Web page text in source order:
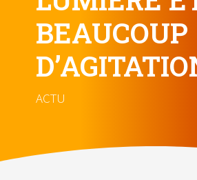
BEAUCOUP
ACTU